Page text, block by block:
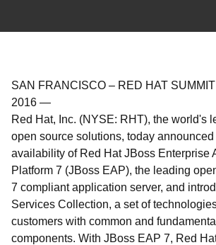
SAN FRANCISCO – RED HAT
2016 —
Red Hat, Inc. (NYSE: RHT), the world's
open source solutions, today announced
availability of Red Hat JBoss Enterprise
Platform 7 (JBoss EAP), the leading
7 compliant application server, and
Services Collection, a set of
customers with common and
components. With JBoss EAP 7, Red